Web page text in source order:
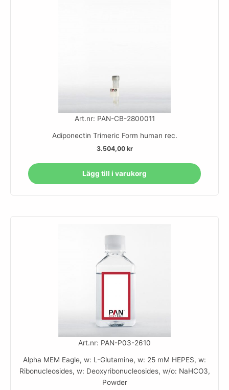
Art.nr: PAN-CB-2800011
Adiponectin Trimeric Form human rec.
3.504,00 kr
Lägg till i varukorg
Art.nr: PAN-P03-2610
Alpha MEM Eagle, w: L-Glutamine, w: 25 mM HEPES, w:
Ribonucleosides, w: Deoxyribonucleosides, w/o: NaHCO3,
Powder